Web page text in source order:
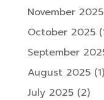
November 2025
October 2025
September
August 2025(1)
July 2025(2)